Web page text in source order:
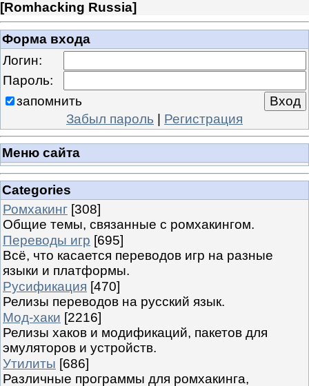
[Romhacking Russia]
Форма входа
Логин:
Пароль:
запомнить
Забыл пароль | Регистрация
Меню сайта
Categories
Ромхакинг [308]
Общие темы, связанные с ромхакингом.
Переводы игр [695]
Всё, что касается переводов игр на разные
языки и платформы.
Русификация [470]
Релизы переводов на русский язык.
Мод-хаки [2216]
Релизы хаков и модификаций, пакетов для
эмуляторов и устройств.
Утилиты [686]
Различные программы для ромхакинга,